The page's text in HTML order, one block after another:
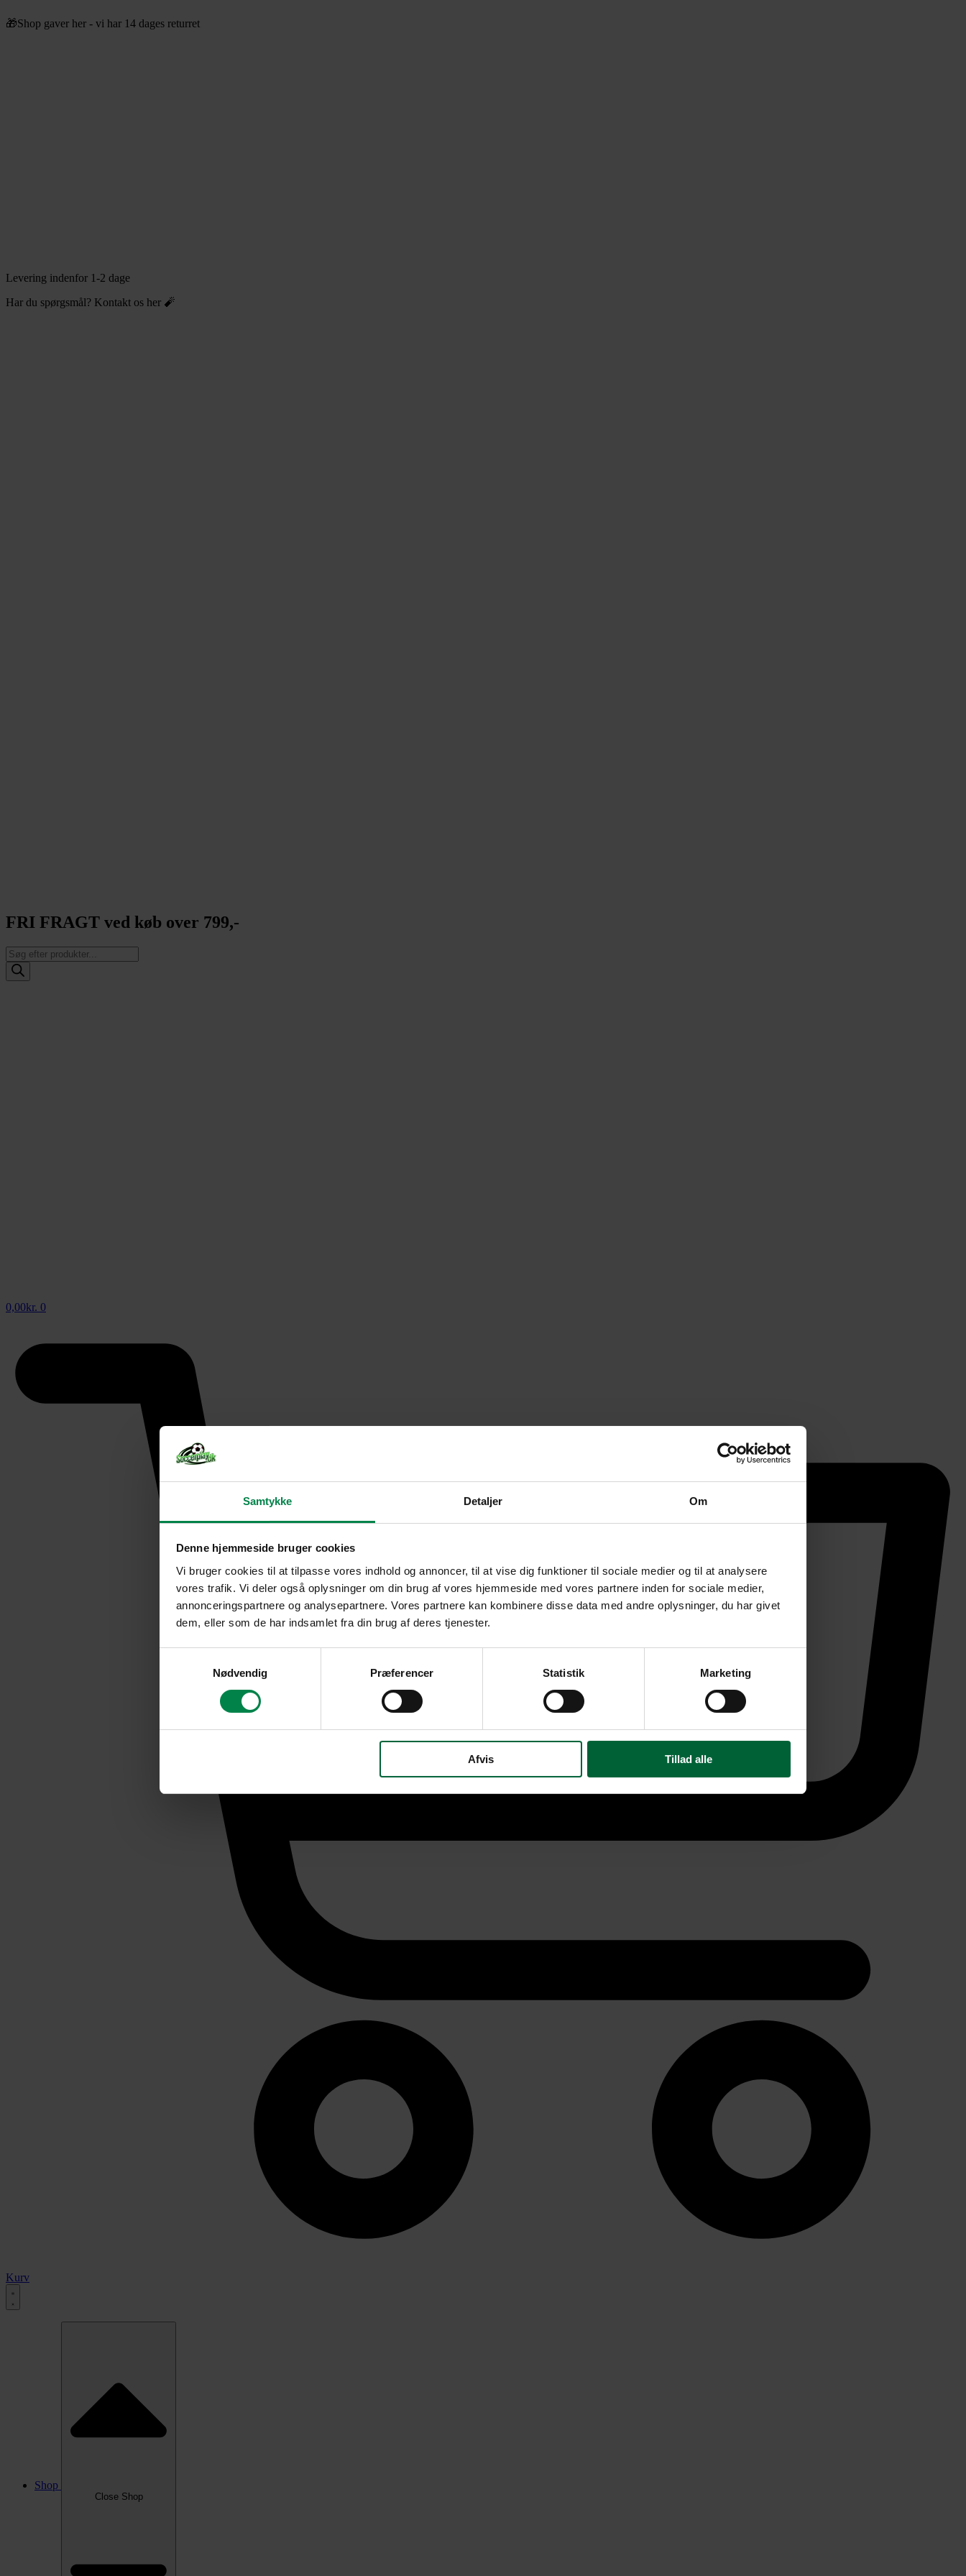
Samtykke Detaljer Om
Denne hjemmeside bruger cookies
Vi bruger cookies til at tilpasse vores indhold og annoncer, til at vise dig funktioner til sociale medier og til at analysere
vores trafik. Vi deler også oplysninger om din brug af vores hjemmeside med vores partnere inden for sociale medier,
annonceringspartnere og analysepartnere. Vores partnere kan kombinere disse data med andre oplysninger, du har givet
dem, eller som de har indsamlet fra din brug af deres tjenester.
Nødvendig
Præferencer Statistik Marketing
Afvis Tillad alle
til
🎁Shop gaver her - vi har 14 dages returret
Levering indenfor 1-2 dage
Har du spørgsmål? Kontakt os her 🧨
FRI FRAGT ved køb over 799,-
Products
search
0,00kr. 0
Kurv
Shop
Close Shop